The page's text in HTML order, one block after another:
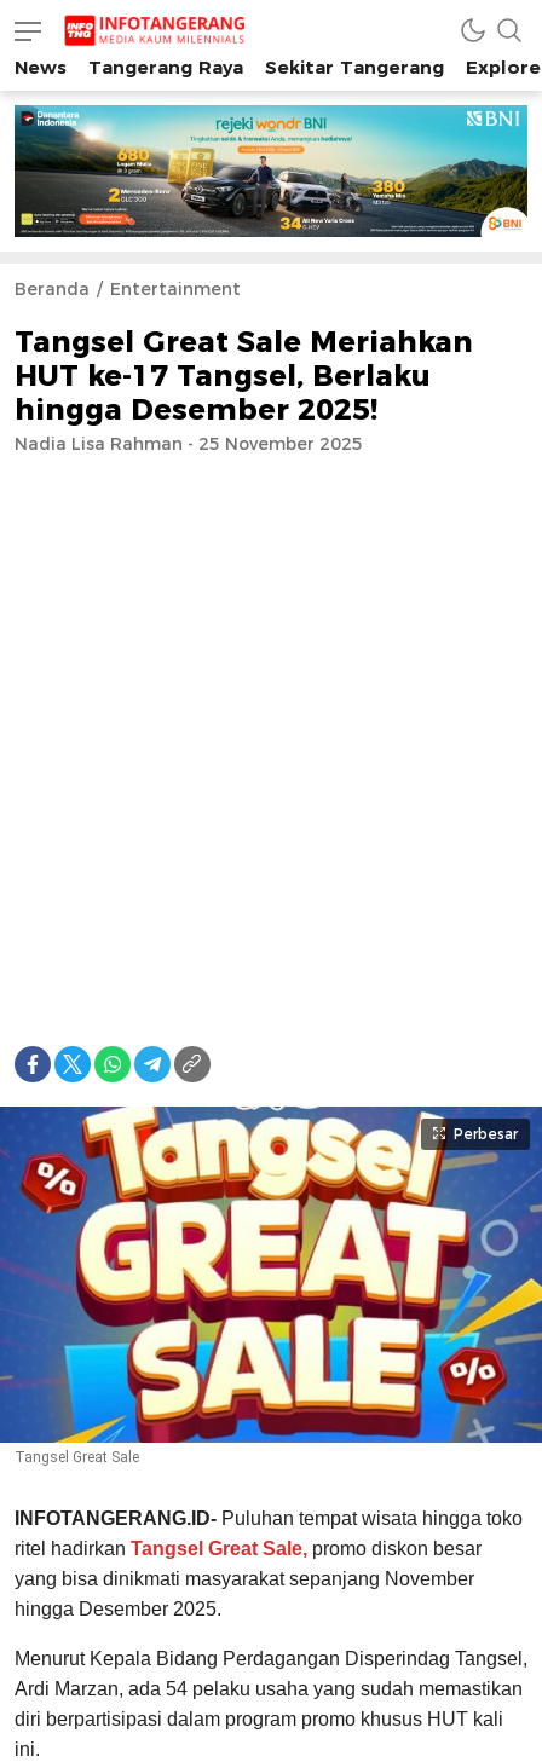
INFO TANGERANG
Media Kaum Millenials Tangerang Raya
News Tangerang Raya Sekitar Tangerang
Beranda Entertainment
Tangsel Great Sale Meriahkan
HUT ke-17 Tangsel, Berlaku
hingga Desember 2025!
Nadia Lisa Rahman - 25 November 2025
Perbesar
Tangsel Great Sale
INFOTANGERANG.ID- Puluhan tempat wisata hingga toko
ritel hadirkan Tangsel Great Sale, promo diskon besar
yang bisa dinikmati masyarakat sepanjang November
hingga Desember 2025.
Menurut Kepala Bidang Perdagangan Disperindag Tangsel,
Ardi Marzan, ada 54 pelaku usaha yang sudah memastikan
diri berpartisipasi dalam program promo khusus HUT kali
ini.